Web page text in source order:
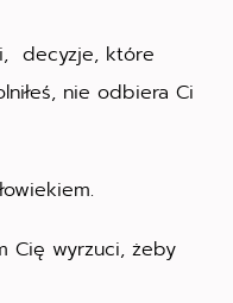
decyzje, które
nie odbiera Ci
Cię wyrzuci, żeby